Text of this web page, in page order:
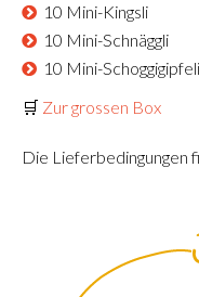
10 Mini-Kingsli
10 Mini-Schnäggli
10 Mini-Schoggigipfeli
🛒 Zur grossen Box
Die Lieferbedingungen